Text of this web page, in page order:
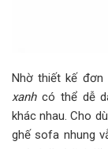
Nhờ thiết kế đơn
xanhcó thể dễ
khác nhau. Cho
ghế sofa nhung